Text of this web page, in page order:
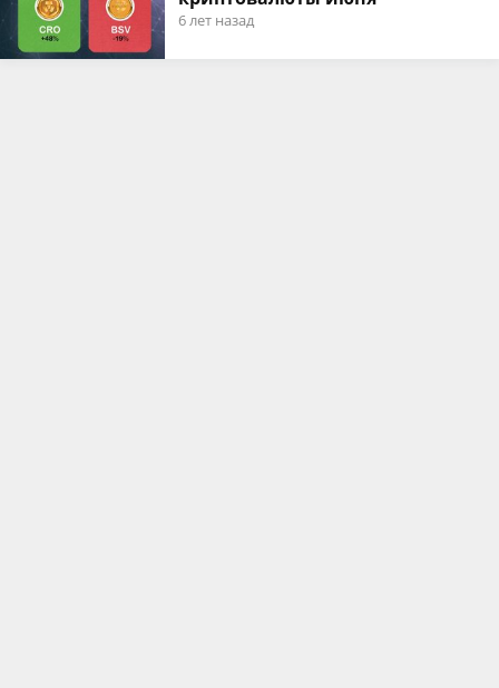
6 лет назад